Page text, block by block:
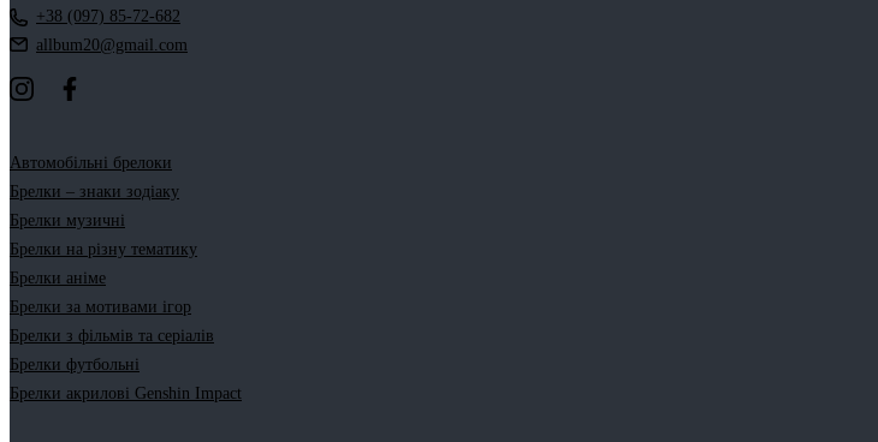
+38 (097) 85-72-682
allbum20@gmail.com
Автомобільні брелоки
Брелки – знаки зодіаку
Брелки музичні
Брелки на різну тематику
Брелки аніме
Брелки за мотивами ігор
Брелки з фільмів та серіалів
Брелки футбольні
Брелки акрилові Genshin Impact